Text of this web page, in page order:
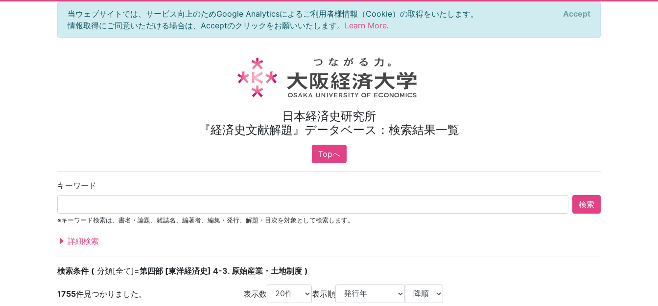
当ウェブサイトでは、サービス向上のためGoogle Analyticsによるご利用者様情報（Cookie）の取得をいたします。
情報取得にご同意いただける場合は、Acceptのクリックをお願いいたします。 Learn More.
Accept
日本経済史研究所
『経済史文献解題』データベース：検索結果一覧
Topへ
キーワード
検索
※キーワード検索は、書名・論題、雑誌名、編著者、編集・発行、解題・目次を対象として検索します。
詳細検索
検索条件 分類[全て]=第四部 [東洋経済史] 4-3. 原始産業・土地制度
1755件見つかりました。 表示数 表示順